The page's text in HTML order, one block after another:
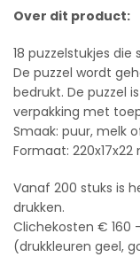
Over dit product:
18 puzzelstukjes
De puzzel wordt
bedrukt. De puzzel
verpakking met
Smaak: puur, melk
Formaat: 220x17x22
Vanaf 200 stuks is
drukken.
Clichekosten € 160
(drukkleuren geel,